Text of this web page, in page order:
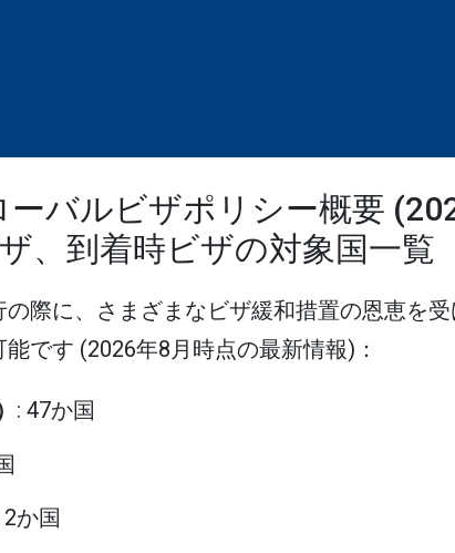
バルビザポリシー概要
、到着時ビザの対象国一覧
際に、さまざまなビザ緩和措置の恩恵を
です (2026年8月時点の最新情報)：
: 47か国
2か国